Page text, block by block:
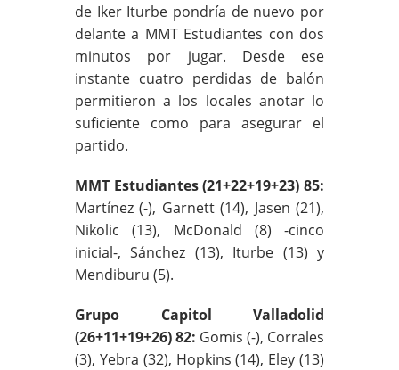
de Iker Iturbe pondría de nuevo por
delante a MMT Estudiantes con dos
minutos por jugar. Desde ese
instante cuatro perdidas de balón
permitieron a los locales anotar lo
suficiente como para asegurar el
partido.
MMT Estudiantes (21+22+19+23) 85:
Martínez (-), Garnett (14), Jasen (21),
Nikolic (13), McDonald (8) -cinco
inicial-, Sánchez (13), Iturbe (13) y
Mendiburu (5).
Grupo Capitol Valladolid
(26+11+19+26) 82: Gomis (-), Corrales
(3), Yebra (32), Hopkins (14), Eley (13)